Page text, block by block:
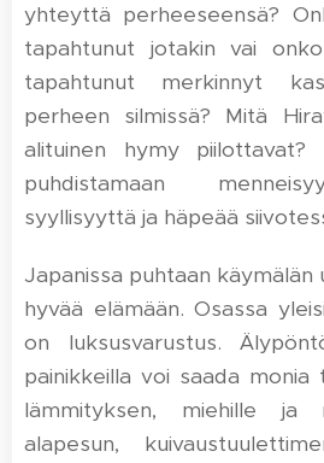
yhteyttä perheeseensä?
tapahtunut jotakin vai
tapahtunut merkinnyt
perheen silmissä? Mitä
alituinen hymy piilottavat?
puhdistamaan
syyllisyyttä ja häpeää
Japanissa puhtaan
hyvää elämään. Osassa
on luksusvarustus.
painikkeilla voi saada monia
lämmityksen, miehille ja
alapesun,